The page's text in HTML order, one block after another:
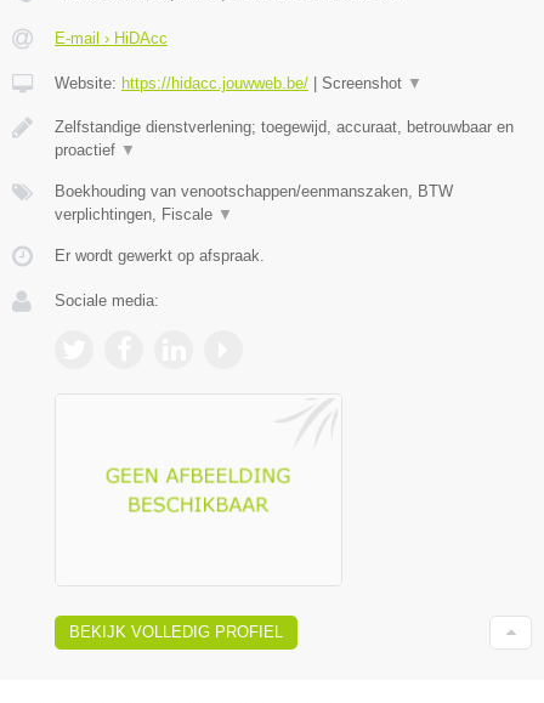
E-mail › HiDAcc
Website: https://hidacc.jouwweb.be/ Screenshot ▼
Zelfstandige dienstverlening; toegewijd, accuraat, betrouwbaar en
proactief ▼
Boekhouding van venootschappen/eenmanszaken, BTW
verplichtingen, Fiscale ▼
Er wordt gewerkt op afspraak.
Sociale media:
BEKIJK VOLLEDIG PROFIEL